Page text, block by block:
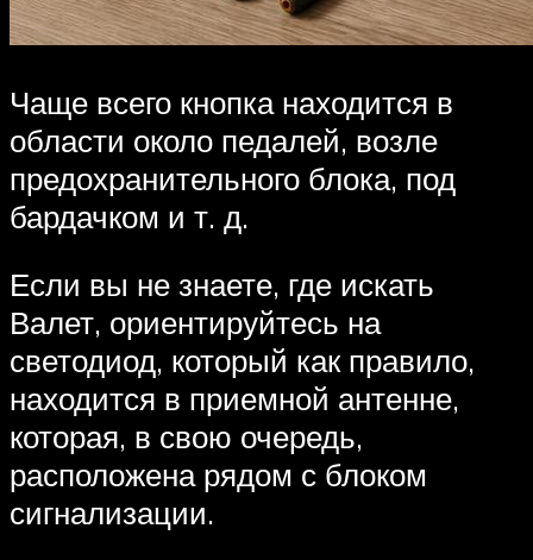
Чаще всего кнопка находится в
области около педалей, возле
предохранительного блока, под
бардачком и т. д.
Если вы не знаете, где искать
Валет, ориентируйтесь на
светодиод, который как правило,
находится в приемной антенне,
которая, в свою очередь,
расположена рядом с блоком
сигнализации.